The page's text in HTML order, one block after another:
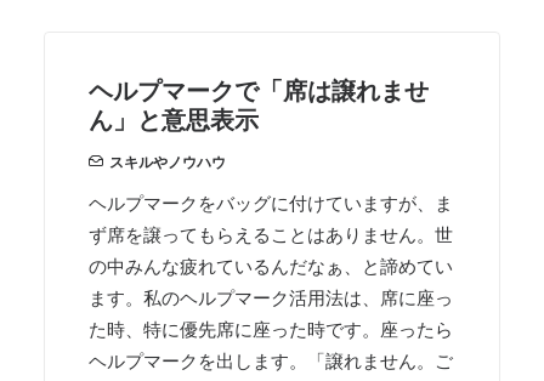
ヘルプマークで「席は譲れませ
ん」と意思表示
スキルやノウハウ
ヘルプマークをバッグに付けていますが、ま
ず席を譲ってもらえることはありません。世
の中みんな疲れているんだなぁ、と諦めてい
ます。私のヘルプマーク活用法は、席に座っ
た時、特に優先席に座った時です。座ったら
ヘルプマークを出します。「譲れません。ご